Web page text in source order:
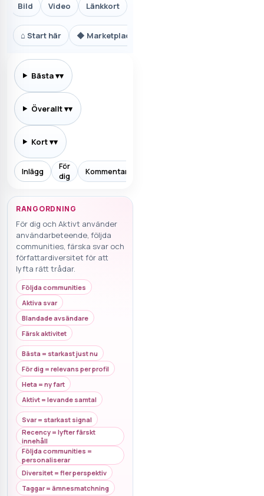
Bild Video Länkkort
⌂ Start här ◆ Marketplace.se
Bästa▾
Överallt▾
Kort▾
Inlägg
För
dig
Kommentarer
RANGORDNING
För dig och Aktivt använder
användarbeteende, följda
communities, färska svar och
författardiversitet för att
lyfta rätt trådar.
Följda communities
Aktiva svar
Blandade avsändare
Färsk aktivitet
Bästa = starkast just nu
För dig = relevans per profil
Heta = ny fart
Aktivt = levande samtal
Svar = starkast signal
Recency = lyfter färskt
innehåll
Följda communities =
personaliserar
Diversitet = fler perspektiv
Taggar = ämnesmatchning